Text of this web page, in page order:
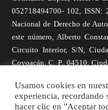
052718494700- 102, ISSN:
Nacional de Derecho de
este número, Alberto
Circuito Interior, S/N,
Coyoacán, C. P., 04510,
necesariamente reflejan la
Autónoma de México. Los
Usamos cookies en
experiencia, recordando
hacer clic en "Aceptar